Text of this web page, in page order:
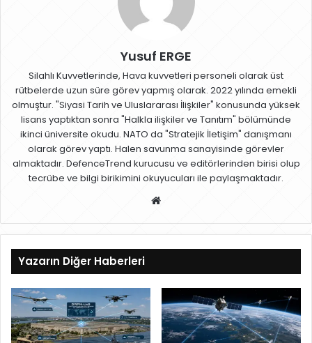
Yusuf ERGE
Silahlı Kuvvetlerinde, Hava kuvvetleri personeli olarak üst
rütbelerde uzun süre görev yapmış olarak. 2022 yılında emekli
olmuştur. "Siyasi Tarih ve Uluslararası İlişkiler" konusunda yüksek
lisans yaptıktan sonra "Halkla ilişkiler ve Tanıtım" bölümünde
ikinci üniversite okudu. NATO da "Stratejik İletişim" danışmanı
olarak görev yaptı. Halen savunma sanayisinde görevler
almaktadır. DefenceTrend kurucusu ve editörlerinden birisi olup
tecrübe ve bilgi birikimini okuyucuları ile paylaşmaktadır.
sit
esi
Yazarın Diğer Haberleri